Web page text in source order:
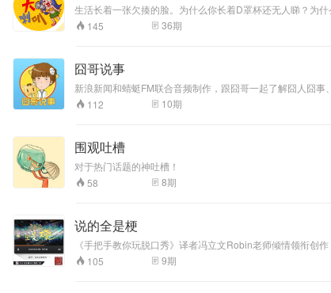
生活长着一张欠揍的脸。为什么你长着D罩杯还无人睇？为
出香香的味道。
145 36期
囧哥说事
新浪新闻和蜻蜓FM联合音频制作，跟囧哥一起了解囧人囧事
112
10期
围观吐槽
对于热门话题的神吐槽！
58
8期
说的全是梗
《手把手教你玩脱口秀》译者冯立文Robin老师倾情领衔创
105
9期